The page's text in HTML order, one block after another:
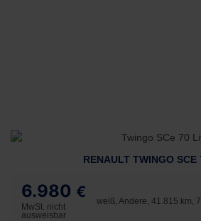
RENAULT TWINGO SCE
6.980 €
MwSt. nicht
ausweisbar
weiß, Andere, 41.815 km,